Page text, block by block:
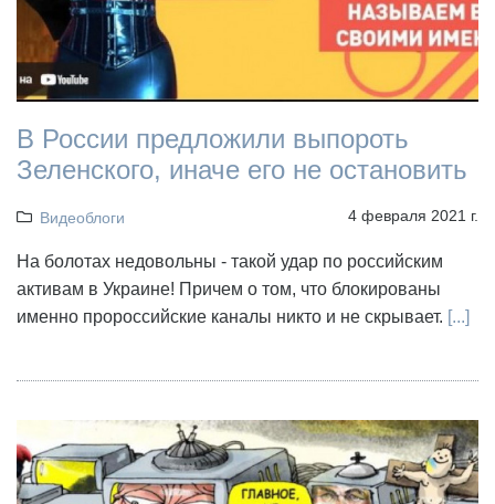
В России предложили выпороть
Зеленского, иначе его не остановить
Видеоблоги 4 февраля 2021 г.
На болотах недовольны - такой удар по российским
активам в Украине! Причем о том, что блокированы
именно пророссийские каналы никто и не скрывает. [...]